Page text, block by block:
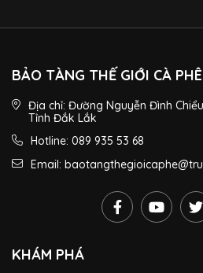
BẢO TÀNG THẾ GIỚI CÀ PHÊ
Địa chỉ: Đường Nguyễn Đình
Tỉnh Đắk Lắk
Hotline: 089 935 53 68
Email:
KHÁM PHÁ